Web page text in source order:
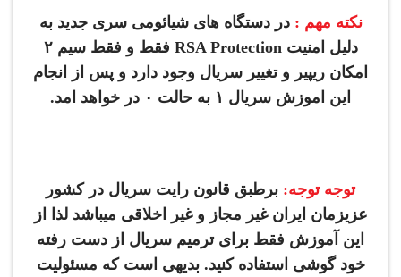
نکته مهم :در دستگاه های شیائومی سری جدید به
دلیل امنیت RSA Protection فقط و فقط سیم ۲
امکان ریپیر و تغییر سریال وجود دارد و پس از انجام
این اموزش سریال ۱ به حالت ۰ در خواهد امد.
توجه توجه: برطبق قانون رایت سریال در کشور
عزیزمان ایران غیر مجاز و غیر اخلاقی میباشد لذا از
این آموزش فقط برای ترمیم سریال از دست رفته
خود گوشی استفاده کنید. بدیهی است که مسئولیت